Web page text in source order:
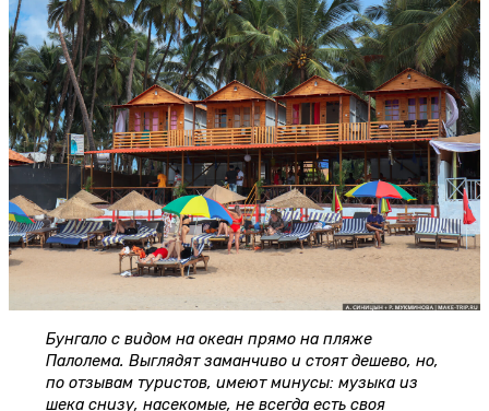
Бунгало с видом на океан прямо на пляже
Палолема. Выглядят заманчиво и стоят дешево, но,
по отзывам туристов, имеют минусы: музыка из
шека снизу, насекомые, не всегда есть своя